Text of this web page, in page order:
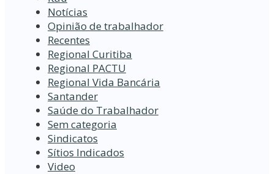
Notícias
Opinião de trabalhador
Recentes
Regional Curitiba
Regional PACTU
Regional Vida Bancária
Santander
Saúde do Trabalhador
Sem categoria
Sindicatos
Sítios Indicados
Video